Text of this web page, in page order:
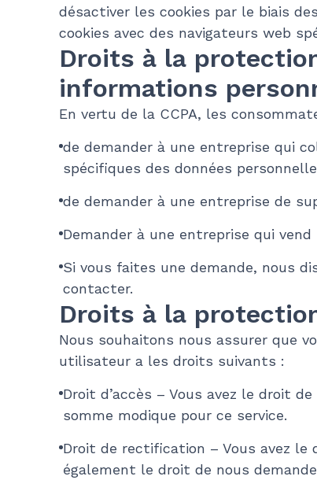
désactiver les cookies par le biais
cookies avec des navigateurs web
Droits à la
informations
En vertu de la CCPA, les
de demander à une entreprise qui
spécifiques des données
de demander à une entreprise de
Demander à une entreprise qui
Si vous faites une demande, nous
contacter.
Droits à la
Nous souhaitons nous assurer que
utilisateur a les droits suivants :
Droit d’accès – Vous avez le droit
somme modique pour ce service.
Droit de rectification – Vous avez le
également le droit de nous